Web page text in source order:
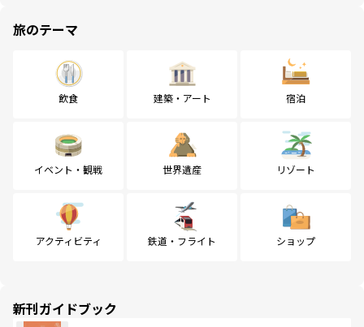
旅のテーマ
飲食 建築・アート 宿泊
イベント・観戦 世界遺産 リゾート
アクティビティ 鉄道・フライト ショップ
新刊ガイドブック